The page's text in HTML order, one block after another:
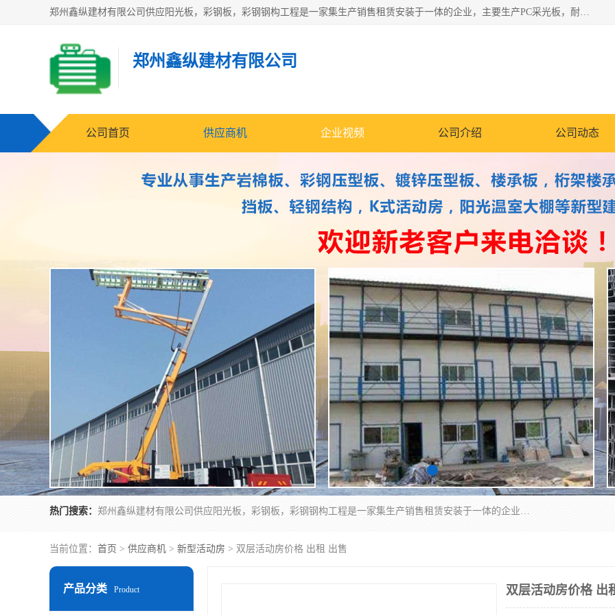
郑州鑫纵建材有限公司供应阳光板，彩钢板，彩钢钢构工程是一家集生产销售租赁安装于一体的企业，主要生产PC采光板，耐力板，仿古琉璃采光板，岩棉板、彩钢压型板、镀锌压型板、桁架楼承板，C、Z型钢檩条、围挡板、轻钢结构，阳光温室大棚等新型建材产品。公司旗下有多台移动式高空压瓦机租赁，承接全国各地业务，专业对外租赁各种型号压瓦机。
郑州鑫纵建材有限公司
公司首页 供应商机 企业视频 公司介绍 公司动态
热门搜索： 郑州鑫纵建材有限公司供应阳光板，彩钢板，彩钢钢构工程是一家集生产销售租赁安装于一体的企业，主要生产PC采光板，耐力板，仿古琉璃采光板，岩棉板、彩钢压型板、镀锌压型板、桁架楼承板，C、Z型钢檩条、围挡板、轻钢结构，阳光温室大棚等新型建材产品。公司旗下有多台移动式高空压瓦机租赁，承接全国各地业务，专业对外租赁各种型号压瓦机。
当前位置： 首页 > 供应商机 > 新型活动房 > 双层活动房价格 出租 出售
产品分类 Product 双层活动房价格 出